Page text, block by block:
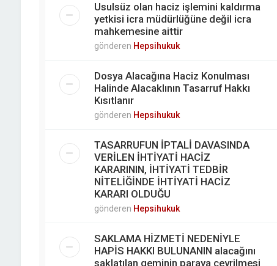
Usulsüz olan haciz işlemini kaldırma
yetkisi icra müdürlüğüne değil icra
mahkemesine aittir
gönderen Hepsihukuk
Dosya Alacağına Haciz Konulması
Halinde Alacaklının Tasarruf Hakkı
Kısıtlanır
gönderen Hepsihukuk
TASARRUFUN İPTALİ DAVASINDA
VERİLEN İHTİYATİ HACİZ
KARARININ, İHTİYATİ TEDBİR
NİTELİĞİNDE İHTİYATİ HACİZ
KARARI OLDUĞU
gönderen Hepsihukuk
SAKLAMA HİZMETİ NEDENİYLE
HAPİS HAKKI BULUNANIN alacağını
saklatılan geminin paraya çevrilmesi